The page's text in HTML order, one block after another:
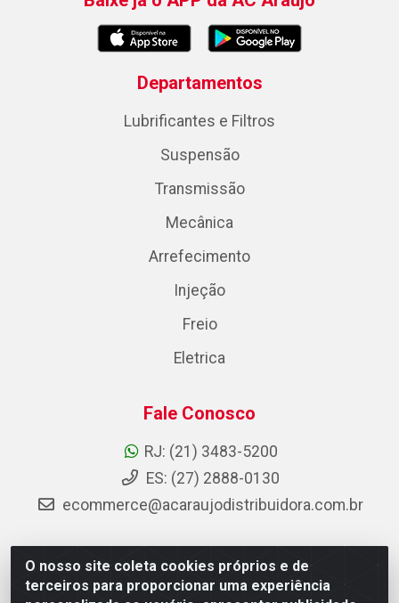
O nosso site coleta cookies próprios e de
terceiros para proporcionar uma experiência
Departamentos
Lubrificantes e Filtros
Suspensão
Transmissão
Mecânica
Arrefecimento
Injeção
Freio
Eletrica
Fale Conosco
RJ: (21) 3483-5200
ES: (27) 2888-0130
ecommerce@acaraujodistribuidora.com.br
AC Araujo Distribuidora - Rua Carneiro de Campos, 42 -
São Cristóvão, Rio de Janeiro/RJ - CEP 20.920-410 -